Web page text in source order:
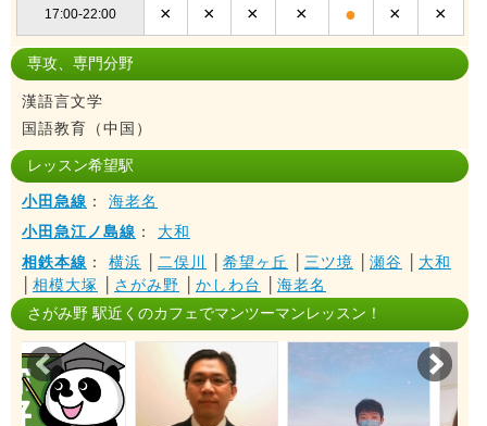
17:00-22:00 × × × × ● × ×
専攻、専門分野
漢語言文学
国語教育（中国）
レッスン希望駅
小田急線 ： 海老名
小田急江ノ島線 ： 大和
相鉄本線 ： 横浜 二俣川 希望ヶ丘 三ツ境 瀬谷
大和
相模大塚 さがみ野 かしわ台
海老名
さがみ野 駅近くのカフェでマンツーマンレッスン！
Prev